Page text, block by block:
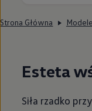
Strona Główna
Esteta
Siła rzadko